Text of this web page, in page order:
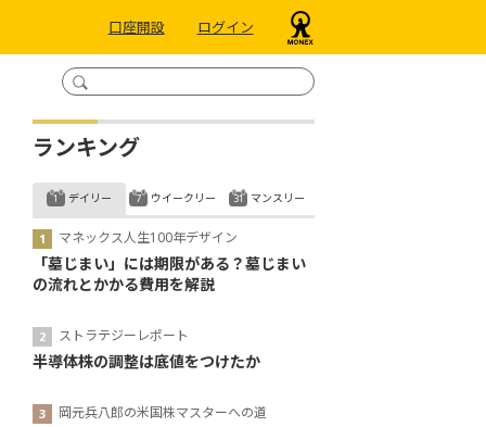
口座開設 ログイン
ランキング
デイリー
マネックス人生100年デザイン
「墓じまい」には期限がある？墓じまい
の流れとかかる費用を解説
ストラテジーレポート
半導体株の調整は底値をつけたか
岡元兵八郎の米国株マスターへの道
ウイークリー マンスリー